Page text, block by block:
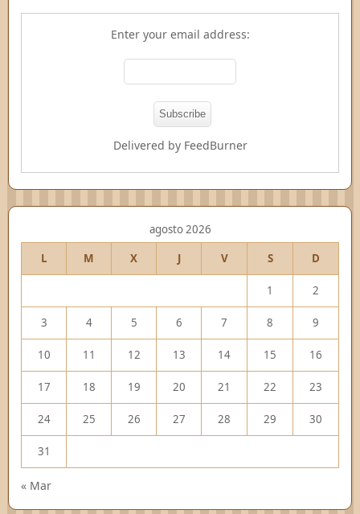
Enter your email address:
Delivered by FeedBurner
agosto 2026
L
M X J V S D
1 2
3 4 5 6 7 8 9
10 11 12 13 14 15 16
17 18 19 20 21 22 23
24 25 26 27 28 29 30
31
« Mar